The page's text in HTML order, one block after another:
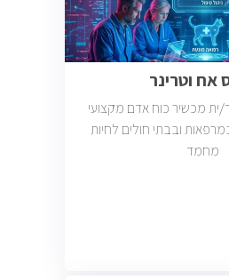
אח וטרינר
ית מכשיר כוח אדם מקצועי
ובבתי חולים לחיות
מחמד